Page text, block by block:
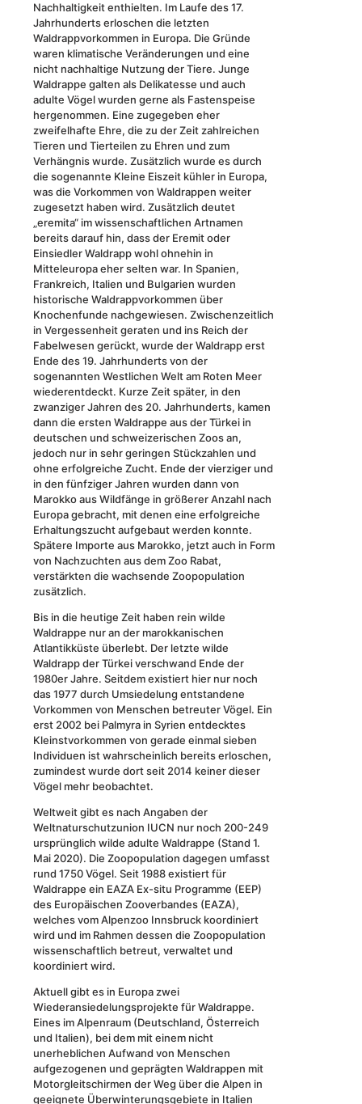
Nachhaltigkeit enthielten. Im Laufe des 17.
Jahrhunderts erloschen die letzten
Waldrappvorkommen in Europa. Die Gründe
waren klimatische Veränderungen und eine
nicht nachhaltige Nutzung der Tiere. Junge
Waldrappe galten als Delikatesse und auch
adulte Vögel wurden gerne als Fastenspeise
hergenommen. Eine zugegeben eher
zweifelhafte Ehre, die zu der Zeit zahlreichen
Tieren und Tierteilen zu Ehren und zum
Verhängnis wurde. Zusätzlich wurde es durch
die sogenannte Kleine Eiszeit kühler in Europa,
was die Vorkommen von Waldrappen weiter
zugesetzt haben wird. Zusätzlich deutet
„eremita“ im wissenschaftlichen Artnamen
bereits darauf hin, dass der Eremit oder
Einsiedler Waldrapp wohl ohnehin in
Mitteleuropa eher selten war. In Spanien,
Frankreich, Italien und Bulgarien wurden
historische Waldrappvorkommen über
Knochenfunde nachgewiesen. Zwischenzeitlich
in Vergessenheit geraten und ins Reich der
Fabelwesen gerückt, wurde der Waldrapp erst
Ende des 19. Jahrhunderts von der
sogenannten Westlichen Welt am Roten Meer
wiederentdeckt. Kurze Zeit später, in den
zwanziger Jahren des 20. Jahrhunderts, kamen
dann die ersten Waldrappe aus der Türkei in
deutschen und schweizerischen Zoos an,
jedoch nur in sehr geringen Stückzahlen und
ohne erfolgreiche Zucht. Ende der vierziger und
in den fünfziger Jahren wurden dann von
Marokko aus Wildfänge in größerer Anzahl nach
Europa gebracht, mit denen eine erfolgreiche
Erhaltungszucht aufgebaut werden konnte.
Spätere Importe aus Marokko, jetzt auch in Form
von Nachzuchten aus dem Zoo Rabat,
verstärkten die wachsende Zoopopulation
zusätzlich.
Bis in die heutige Zeit haben rein wilde
Waldrappe nur an der marokkanischen
Atlantikküste überlebt. Der letzte wilde
Waldrapp der Türkei verschwand Ende der
1980er Jahre. Seitdem existiert hier nur noch
das 1977 durch Umsiedelung entstandene
Vorkommen von Menschen betreuter Vögel. Ein
erst 2002 bei Palmyra in Syrien entdecktes
Kleinstvorkommen von gerade einmal sieben
Individuen ist wahrscheinlich bereits erloschen,
zumindest wurde dort seit 2014 keiner dieser
Vögel mehr beobachtet.
Weltweit gibt es nach Angaben der
Weltnaturschutzunion IUCN nur noch 200-249
ursprünglich wilde adulte Waldrappe (Stand 1.
Mai 2020). Die Zoopopulation dagegen umfasst
rund 1750 Vögel. Seit 1988 existiert für
Waldrappe ein EAZA Ex-situ Programme (EEP)
des Europäischen Zooverbandes (EAZA),
welches vom Alpenzoo Innsbruck koordiniert
wird und im Rahmen dessen die Zoopopulation
wissenschaftlich betreut, verwaltet und
koordiniert wird.
Aktuell gibt es in Europa zwei
Wiederansiedelungsprojekte für Waldrappe.
Eines im Alpenraum (Deutschland, Österreich
und Italien), bei dem mit einem nicht
unerheblichen Aufwand von Menschen
aufgezogenen und geprägten Waldrappen mit
Motorgleitschirmen der Weg über die Alpen in
geeignete Überwinterungsgebiete in Italien